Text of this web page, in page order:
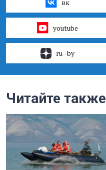
вк
youtube
ru–by
Читайте также